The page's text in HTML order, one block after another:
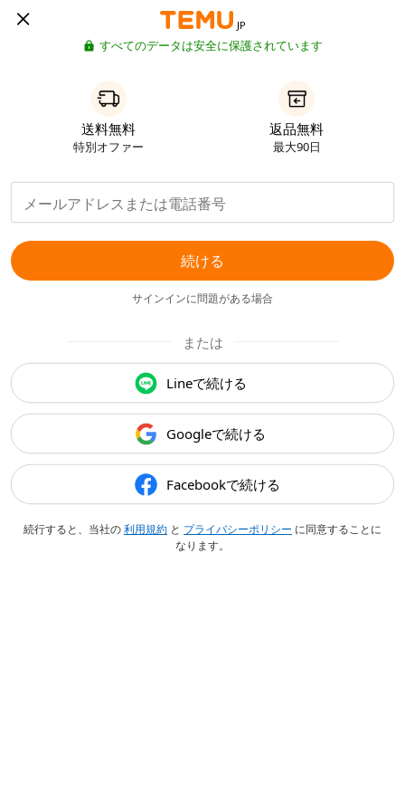
JP
すべてのデータは安全に保護されています
送料無料
特別オファー
返品無料
最大90日
続ける
サインインに問題がある場合
または
Lineで続ける
Googleで続ける
Facebookで続ける
続行すると、当社の利用規約 と プライバシーポリシー に同意することに
なります。